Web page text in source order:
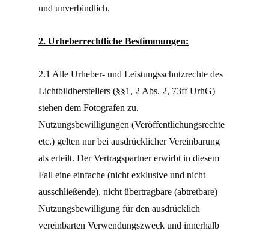
und unverbindlich.
2. Urheberrechtliche Bestimmungen:
2.1 Alle Urheber- und Leistungsschutzrechte des
Lichtbildherstellers (§§1, 2 Abs. 2, 73ff UrhG)
stehen dem Fotografen zu.
Nutzungsbewilligungen (Veröffentlichungsrechte
etc.) gelten nur bei ausdrücklicher Vereinbarung
als erteilt. Der Vertragspartner erwirbt in diesem
Fall eine einfache (nicht exklusive und nicht
ausschließende), nicht übertragbare (abtretbare)
Nutzungsbewilligung für den ausdrücklich
vereinbarten Verwendungszweck und innerhalb